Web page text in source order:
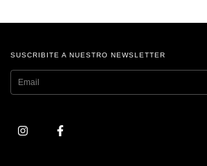
SUSCRIBITE A NUESTRO NEWSLETTER